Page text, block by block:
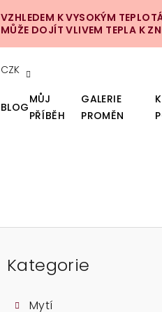
VZHLEDEM K VYSOKÝM
MŮŽE DOJÍT VLIVEM TEPLA K
CZK
BLOG
MŮJ
PŘÍBĚH
GALERIE
PROMĚN
Přeskočit
kategorie
Kategorie
Mytí